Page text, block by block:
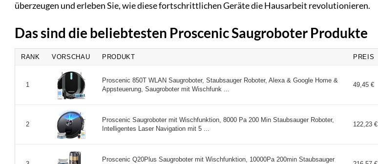
überzeugen und erleben Sie, wie diese fortschrittlichen Geräte die Hausarbeit revolutionieren.
Das sind die beliebtesten Proscenic Saugroboter Produkte
RANK VORSCHAU PRODUKT PREIS
1
Proscenic 850T WLAN Saugroboter, Staubsauger Roboter, Alexa & Google Home &
Appsteuerung, Saugroboter mit Wischfunk ...
49,45 €
2
Proscenic Saugroboter mit Wischfunktion, 8000 Pa 200 Min Staubsauger Roboter,
Intelligentes Laser Navigation mit 5 ...
122,23 €
Proscenic Q20Plus Saugroboter mit Wischfunktion, 10000Pa 200min Staubsauger